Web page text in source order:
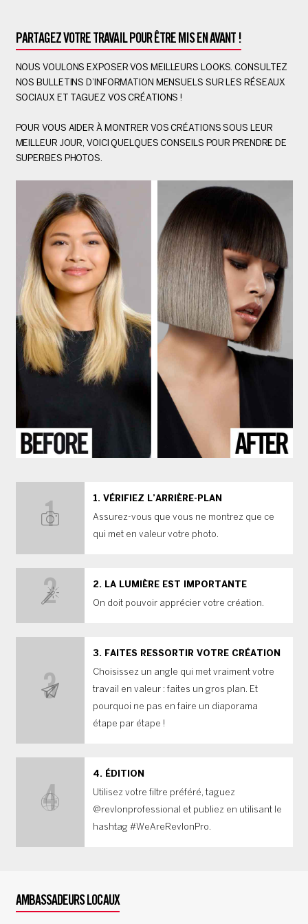
PARTAGEZ VOTRE TRAVAIL POUR ÊTRE MIS EN AVANT !
NOUS VOULONS EXPOSER VOS MEILLEURS LOOKS. CONSULTEZ
NOS BULLETINS D’INFORMATION MENSUELS SUR LES RÉSEAUX
SOCIAUX ET TAGUEZ VOS CRÉATIONS !
POUR VOUS AIDER À MONTRER VOS CRÉATIONS SOUS LEUR
MEILLEUR JOUR, VOICI QUELQUES CONSEILS POUR PRENDRE DE
SUPERBES PHOTOS.
VÉRIFIEZ L’ARRIÈRE-PLAN
Assurez-vous que vous ne montrez que ce
qui met en valeur votre photo.
LA LUMIÈRE EST IMPORTANTE
On doit pouvoir apprécier votre création.
FAITES RESSORTIR VOTRE CRÉATION
Choisissez un angle qui met vraiment votre
travail en valeur : faites un gros plan. Et
pourquoi ne pas en faire un diaporama
étape par étape !
ÉDITION
Utilisez votre filtre préféré, taguez
@revlonprofessional et publiez en utilisant le
hashtag #WeAreRevlonPro.
AMBASSADEURS LOCAUX